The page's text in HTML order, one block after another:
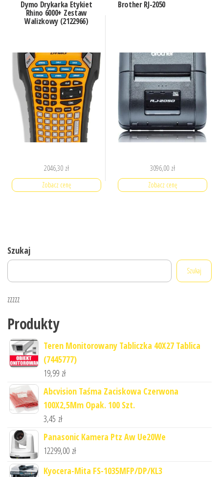
Dymo Drykarka Etykiet
Rhino 6000+ Zestaw
Walizkowy (2122966)
2046,30 zł
Zobacz cenę
Brother RJ-2050
3096,00 zł
Zobacz cenę
Szukaj
Szukaj
zzzzz
Produkty
Teren Monitorowany Tabliczka 40X27 Tablica
(7445777)
19,99 zł
Abcvision Taśma Zaciskowa Czerwona
100X2,5Mm Opak. 100 Szt.
3,45 zł
Panasonic Kamera Ptz Aw Ue20We
12299,00 zł
Kyocera-Mita FS-1035MFP/DP/KL3